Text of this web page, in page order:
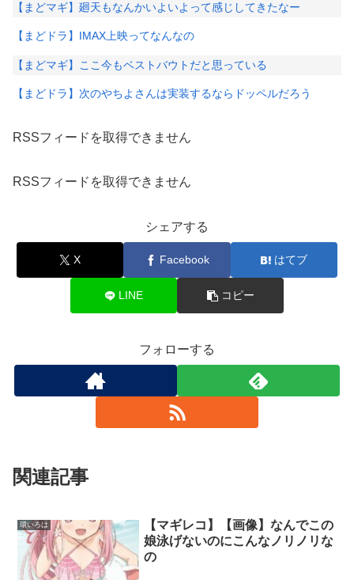
【まどマギ】廻天もなんかいよいよって感じしてきたなー
【まどドラ】IMAX上映ってなんなの
【まどマギ】ここ今もベストバウトだと思っている
【まどドラ】次のやちよさんは実装するならドッペルだろう
RSSフィードを取得できません
RSSフィードを取得できません
シェアする
X Facebook はてブ
LINE コピー
フォローする
関連記事
環いろは
【マギレコ】【画像】なんでこの
娘泳げないのにこんなノリノリな
の